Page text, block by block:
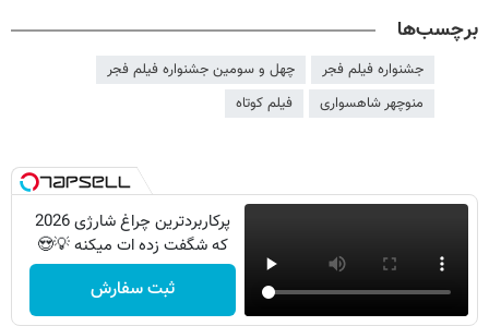
برچسب‌ها
جشنواره فیلم فجر
چهل و سومین جشنواره فیلم فجر
منوچهر شاهسواری
فیلم کوتاه
پرکاربردترین چراغ شارژی 2026
که شگفت زده ات میکنه 💡😍
ثبت سفارش